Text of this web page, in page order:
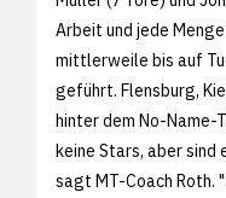
Arbeit und jede
mittlerweile bis auf
geführt. Flensburg,
hinter dem No-Name-
keine Stars, aber sind
sagt MT-Coach Roth.